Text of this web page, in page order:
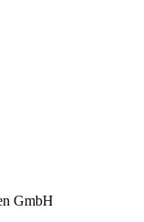
GmbH